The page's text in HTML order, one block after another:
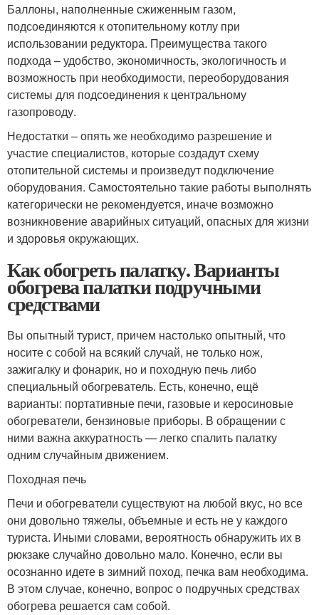
Баллоны, наполненные сжиженным газом,
подсоединяются к отопительному котлу при
использовании редуктора. Преимущества такого
подхода – удобство, экономичность, экологичность и
возможность при необходимости, переоборудования
системы для подсоединения к центральному
газопроводу.
Недостатки – опять же необходимо разрешение и
участие специалистов, которые создадут схему
отопительной системы и произведут подключение
оборудования. Самостоятельно такие работы выполнять
категорически не рекомендуется, иначе возможно
возникновение аварийных ситуаций, опасных для жизни
и здоровья окружающих.
Как обогреть палатку. Варианты
обогрева палатки подручными
средствами
Вы опытный турист, причем настолько опытный, что
носите с собой на всякий случай, не только нож,
зажигалку и фонарик, но и походную печь либо
специальный обогреватель. Есть, конечно, ещё
варианты: портативные печи, газовые и керосиновые
обогреватели, бензиновые приборы. В обращении с
ними важна аккуратность — легко спалить палатку
одним случайным движением.
Походная печь
Печи и обогреватели существуют на любой вкус, но все
они довольно тяжелы, объемные и есть не у каждого
туриста. Иными словами, вероятность обнаружить их в
рюкзаке случайно довольно мало. Конечно, если вы
осознанно идете в зимний поход, печка вам необходима.
В этом случае, конечно, вопрос о подручных средствах
обогрева решается сам собой.